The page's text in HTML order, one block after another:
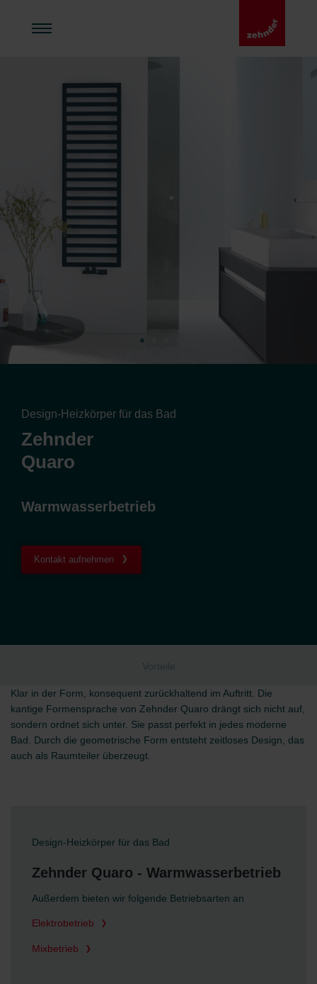
Design-Heizkörper für das Bad
Zehnder
Quaro
Warmwasserbetrieb
Kontakt aufnehmen
Vorteile
Klar in der Form, konsequent zurückhaltend im Auftritt. Die
kantige Formensprache von Zehnder Quaro drängt sich nicht auf,
sondern ordnet sich unter. Sie passt perfekt in jedes moderne
Bad. Durch die geometrische Form entsteht zeitloses Design, das
auch als Raumteiler überzeugt.
Design-Heizkörper für das Bad
Zehnder Quaro - Warmwasserbetrieb
Außerdem bieten wir folgende Betriebsarten an
Elektrobetrieb
Mixbetrieb